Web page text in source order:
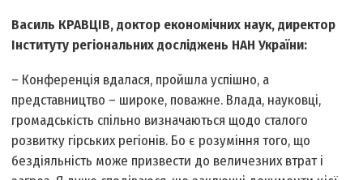
Василь КРАВЦІВ, доктор економічних наук, директор
Інституту регіональних досліджень НАН України:
– Конференція вдалася, пройшла успішно, а
представництво – широке, поважне. Влада, науковці,
громадськість спільно визначаються щодо сталого
розвитку гірських регіонів. Бо є розуміння того, що
бездіяльність може призвести до величезних втрат і